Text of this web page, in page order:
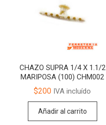
CHAZO SUPRA 1/4 X 1.1/2
MARIPOSA (100) CHM002
$200 IVA incluído
Añadir al carrito